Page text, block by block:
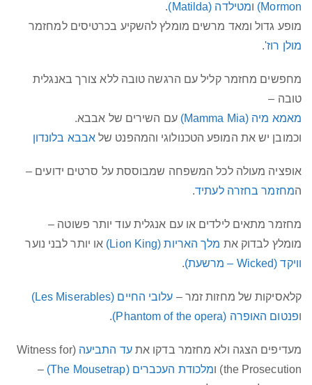
Mormon)
ומטילדה (Matilda)
.
מופע גדול ומאד מרשים מומלץ להשקיע בכרטיסים למחזמר
מולן רוז'.
מחפשים מחזמר קליל עם הרגשה טובה ללא צורך באנגלית
טובה –
מאמא מיה (Mamma Mia)
עם השירים של אבבא.
וכמובן יש את המופע הטכנולוגי והמהפנט שלאבבא בלונדון
אופציה מעולה לכל המשפחה שמבוססת על סרטים ידועים –
המחזמר בחזרה לעתיד.
מחזמר מתאים לילדים או עם אנגלית עוד יותר פשוטה –
מומלץ לבדוק את מלך האריות (Lion King)
או יותר לבני נוער
וויקד (Wicked – מרשעת)
.
קלאסיקות של מחזות זמר – עלובי החיים (Les Miserables)
ופנטום האופרה (Phantom of the opera) .
מעדיפים הצגה ולא מחזמר בדקו אתעד התביעה (Witness for
the Prosecution) ו
מלכודת העכברים (The Mousetrap)
–